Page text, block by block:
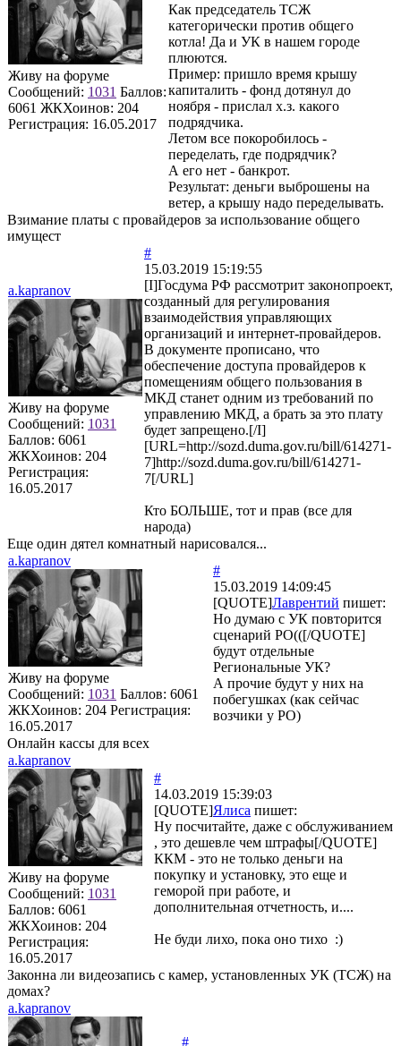
Живу на форуме
Сообщений: 1031 Баллов:
6061 ЖКХоинов: 204
Регистрация: 16.05.2017
Как председатель ТСЖ
категорически против общего
котла! Да и УК в нашем городе
плюются.
Пример: пришло время крышу
капиталить - фонд дотянул до
ноября - прислал х.з. какого
подрядчика.
Летом все покоробилось -
переделать, где подрядчик?
А его нет - банкрот.
Результат: деньги выброшены на
ветер, а крышу надо переделывать.
Взимание платы с провайдеров за использование общего
имущест
a.kapranov
Живу на форуме
Сообщений: 1031
Баллов: 6061
ЖКХоинов: 204
Регистрация:
16.05.2017
#
15.03.2019 15:19:55
[I]Госдума РФ рассмотрит законопроект,
созданный для регулирования
взаимодействия управляющих
организаций и интернет-провайдеров.
В документе прописано, что
обеспечение доступа провайдеров к
помещениям общего пользования в
МКД станет одним из требований по
управлению МКД, а брать за это плату
будет запрещено.[/I]
[URL=http://sozd.duma.gov.ru/bill/614271-
7]http://sozd.duma.gov.ru/bill/614271-
7[/URL]
Кто БОЛЬШЕ, тот и прав (все для
народа)
Еще один дятел комнатный нарисовался...
a.kapranov
Живу на форуме
Сообщений: 1031 Баллов: 6061
ЖКХоинов: 204 Регистрация:
16.05.2017
#
15.03.2019 14:09:45
[QUOTE]Лаврентий пишет:
Но думаю с УК повторится
сценарий РО(([/QUOTE]
будут отдельные
Региональные УК?
А прочие будут у них на
побегушках (как сейчас
возчики у РО)
Онлайн кассы для всех
a.kapranov
Живу на форуме
Сообщений: 1031
Баллов: 6061
ЖКХоинов: 204
Регистрация:
16.05.2017
#
14.03.2019 15:39:03
[QUOTE]Ялиса пишет:
Ну посчитайте, даже с обслуживанием
, это дешевле чем штрафы[/QUOTE]
ККМ - это не только деньги на
покупку и установку, это еще и
геморой при работе, и
дополнительная отчетность, и....
Не буди лихо, пока оно тихо :)
Законна ли видеозапись с камер, установленных УК (ТСЖ) на
домах?
a.kapranov
#